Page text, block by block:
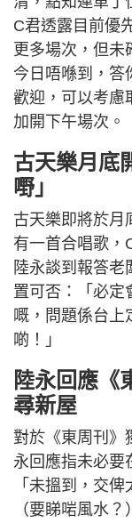
C君透露目前優
更多場次，但未
今日唔喺到，答
歡迎，可以考慮
加開下午場次。
古天樂月底
嘢」
古天樂即將於月
有一首合唱歌，
陸永談到報答老
置可否：「必定
嘅，問題係台上
啲！」
陸永回應《
尋新屋
對於《東周刊》
永回應指未必要
「未搵到，交
（要睇啱風水